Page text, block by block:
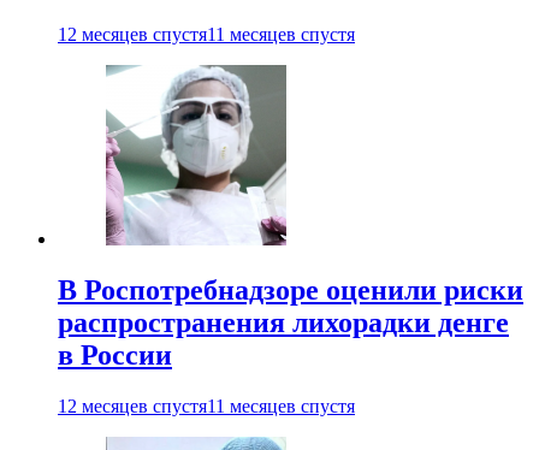
12 месяцев спустя11 месяцев спустя
В Роспотребнадзоре оценили риски
распространения лихорадки денге
в России
12 месяцев спустя11 месяцев спустя